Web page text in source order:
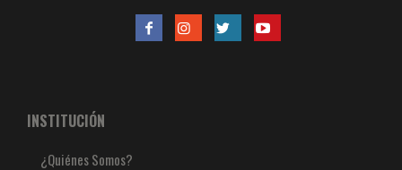
INSTITUCIÓN
¿Quiénes Somos?